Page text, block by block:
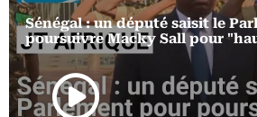
Sénégal : un député saisit le
poursuivre Macky Sall pour